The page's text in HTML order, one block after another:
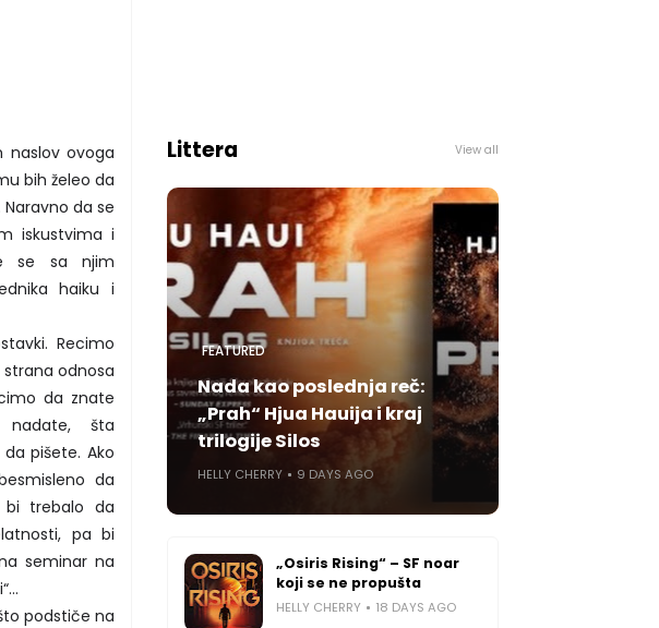
naslov ovoga
bih želeo da
da se
iskustvima i
se sa njim
haiku i
Recimo
odnosa
da znate
šta
pišete. Ako
da
trebalo da
pa bi
seminar na
podstiče na
Littera View all
FEATURED
Nada kao poslednja reč:
„Prah“ Hjua Hauija i kraj
trilogije Silos
HELLY CHERRY 9 DAYS AGO
„Osiris Rising“ – SF noar
koji se ne propušta
HELLY CHERRY 18 DAYS AGO